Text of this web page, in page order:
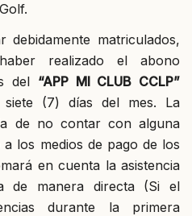
debidamente matriculados,
realizado el abono
del “APP MI CLUB CCLP”
(7) días del mes. La
de no contar con alguna
los medios de pago de los
en cuenta la asistencia
de manera directa (Si el
durante la primera